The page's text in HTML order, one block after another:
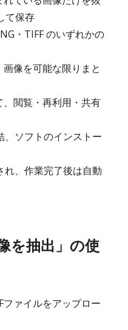
て保存
・TIFF のいずれかの
像を可能な限りまと
、閲覧・再利用・共有
、ソフトのインストー
れ、作業完了後は自動
を抽出」の使
ァイルをアップロー